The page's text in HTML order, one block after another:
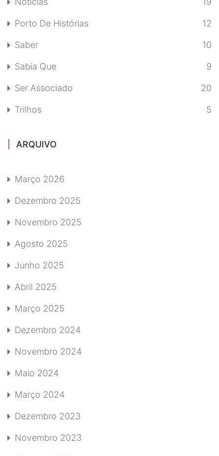
Porto De Histórias 12
Saber 10
Sabia Que 9
Ser Associado 20
Trilhos 5
ARQUIVO
Março 2026
Dezembro 2025
Novembro 2025
Agosto 2025
Junho 2025
Abril 2025
Março 2025
Dezembro 2024
Novembro 2024
Maio 2024
Março 2024
Dezembro 2023
Novembro 2023